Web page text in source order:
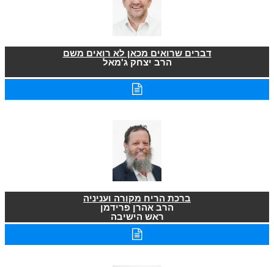
דברים שרואים מכאן לא רואים משם
הרב יצחק ג'מאל
ברכת הריח מקורה ועניניה
הרב אהרן פרידמן
ראש הישיבה